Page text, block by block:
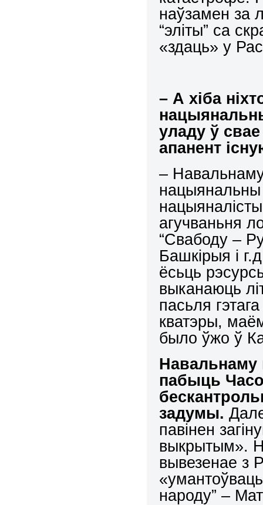
наўзамен за
“эліты” са
«здаць» у
– А хіба
уладу ў
апанент
–
нацыянальны
агучваньня
“Свабоду –
Башкірыя і
ёсьць
выканаюць
пасьля
кватэры,
было ўжо ў
Навальнаму
пабыць
задумы.
павінен
выкрытым».
вывезенае з
народу” –